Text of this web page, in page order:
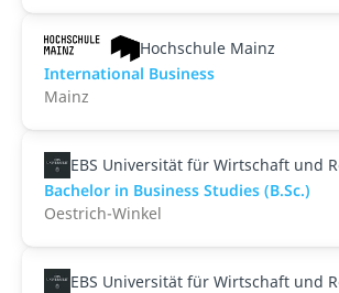
Hochschule Mainz
International Business
Mainz
EBS Universität für Wirtschaft und
Bachelor in Business Studies (B.Sc.)
Oestrich-Winkel
EBS Universität für Wirtschaft und